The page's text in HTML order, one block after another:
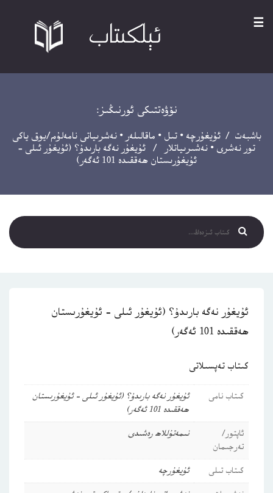
☰
نۆۋەتتىكى ئورنىڭىز:
باشبەت /ئۇيغۇرچە •تىل • ماقالىلەر •نەشرىياتى نامەلۇم/يوق ياكى
تور نەشرى • نەشىرىياتلار / ئۇيغۇر نەگە بارىدۇ؟ (ئۇيغۇر ئىلى –
ئۇيغۇرىستان ھەققىدە 101 ئەگەر)
ئۇيغۇر نەگە بارىدۇ؟ (ئۇيغۇر ئىلى – ئۇيغۇرىستان
ھەققىدە 101 ئەگەر)
كىتاب تەپسىلاتى
كىتاب نامى
ئۇيغۇر نەگە بارىدۇ؟ (ئۇيغۇر ئىلى – ئۇيغۇرىستان
ھەققىدە 101 ئەگەر)
ئاپتور/
تەرجىمان
نىمەتۇللاھ رەشىدى
كىتاب تىلى
ئۇيغۇرچە